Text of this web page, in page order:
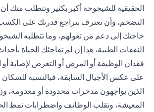
الحقيقية للشيخوخة أكبر بكثير وتتطلب منك
التضخم، وأن تعترف بتراجع قدرتك على
حاجتك إلى دعم من تعولهم، وما تتطلبه
النفقات الطبية، هذا إن لم تفاجئك الحياة
فقدان الوظيفة أو المرض أو التعرض لإصابة أو
على عكس الأجيال السابقة، فبالنسبة للسكان
الذين يواجهون مدخرات محدودة أو معدومة،
المعيشة، وتقلب الوظائف واضطرابات نمط